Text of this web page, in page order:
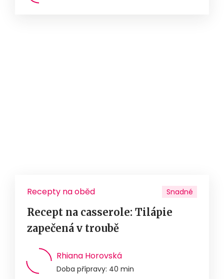
Recepty na oběd Snadné
Recept na casserole: Tilápie
zapečená v troubě
Rhiana Horovská
Doba přípravy: 40 min